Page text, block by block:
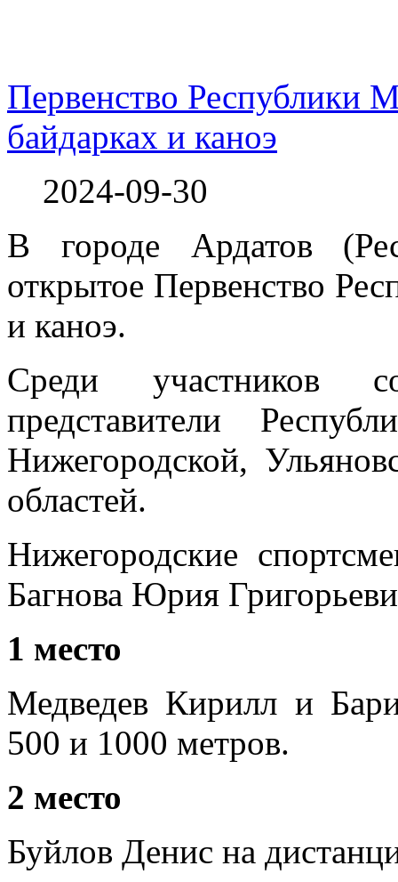
Первенство Республики
байдарках и каноэ
2024-09-30
В городе Ардатов
открытое Первенство
и каноэ.
Среди участников
представители
Нижегородской,
областей.
Нижегородские
Багнова Юрия
1 место
Медведев Кирилл и
500 и 1000 метров.
2 место
Буйлов Денис на